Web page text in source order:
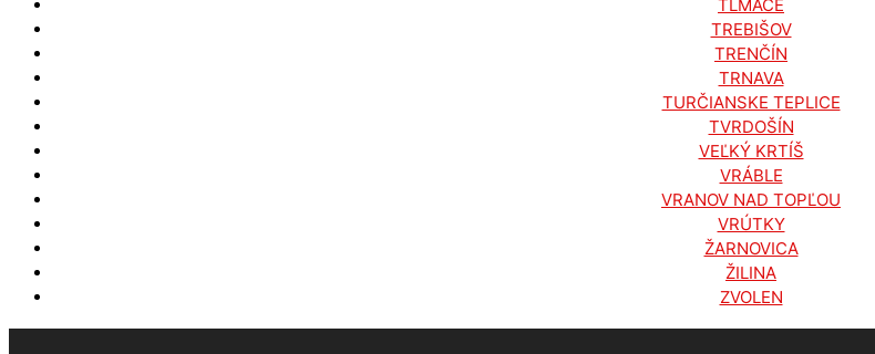
TLMAČE
TREBIŠOV
TRENČÍN
TRNAVA
TURČIANSKE TEPLICE
TVRDOŠÍN
VEĽKÝ KRTÍŠ
VRÁBLE
VRANOV NAD TOPĽOU
VRÚTKY
ŽARNOVICA
ŽILINA
ZVOLEN